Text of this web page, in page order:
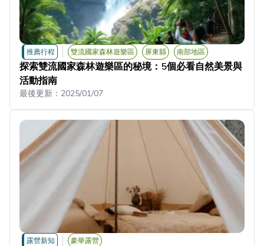
推薦行程 雙流國家森林遊樂區 屏東縣 南部地區
探索雙流國家森林遊樂區的秘境：5個必看自然美景與
活動指南
最後更新： 2025/01/07
露營新知 豪華露營